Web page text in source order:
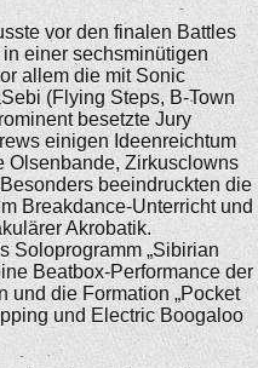
vor den finalen Battles
einer sechsminütigen
allem die mit Sonic
(Flying Steps, B-Town
besetzte Jury
einigen Ideenreichtum
Olsenbande, Zirkusclowns
beeindruckten die
Breakdance-Unterricht und
Akrobatik.
Soloprogramm „Sibirian
Beatbox-Performance der
und die Formation „Pocket
und Electric Boogaloo